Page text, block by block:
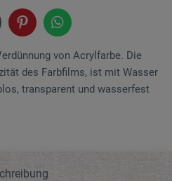
von Acrylfarbe. Die
des Farbfilms, ist mit Wasser
transparent und wasserfest